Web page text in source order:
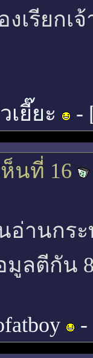
งเรียก
เยี๊ยะ -
นที่ 16
อ่านกร
มูลตีกัน